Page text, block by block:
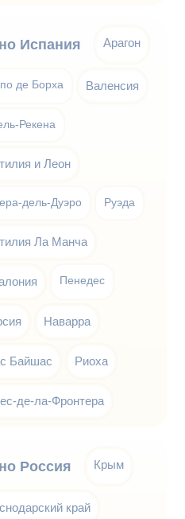
Испания Арагон
де Борха Валенсия
Рекена
и Леон
дель-Дуэро Руэда
Ла Манча
Пенедес
Наварра
Байшас Риоха
де-ла-Фронтера
Россия Крым
край